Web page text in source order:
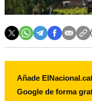
Añade
Google de forma